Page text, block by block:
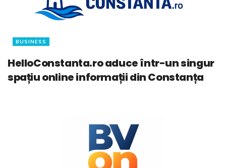
BUSINESS
HelloConstanta.ro aduce într-un singur
spațiu online informații din Constanța